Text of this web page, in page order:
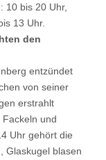
10 bis 20 Uhr,
13 Uhr.
den
entzündet
von seiner
erstrahlt
und
Uhr gehört die
Glaskugel blasen